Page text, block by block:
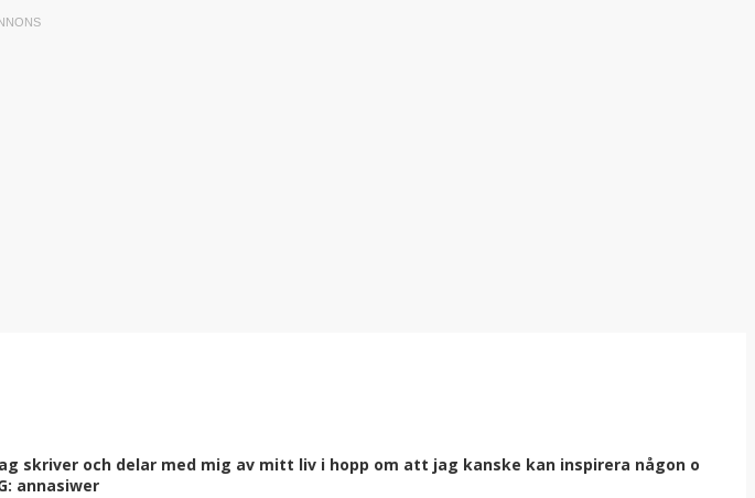
skriver och delar med mig av mitt liv i hopp om att jag kanske kan inspirera någon o
annasiwer